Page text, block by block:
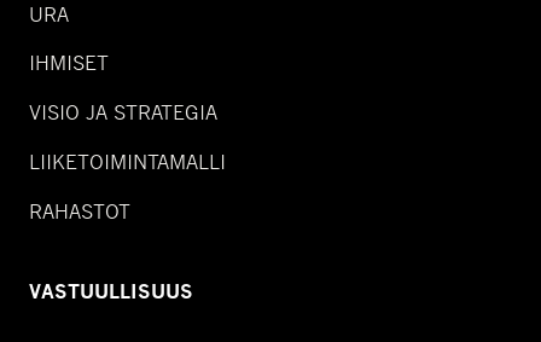
URA
IHMISET
VISIO JA STRATEGIA
LIIKETOIMINTAMALLI
RAHASTOT
VASTUULLISUUS